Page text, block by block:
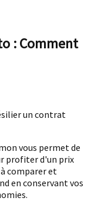
: Comment
un contrat
vous permet de
profiter d'un prix
comparer et
en conservant vos